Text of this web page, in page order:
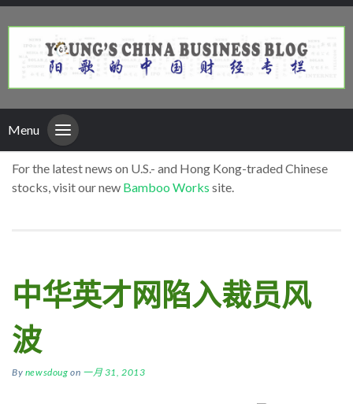
Menu
For the latest news on U.S.- and Hong Kong-traded Chinese
stocks, visit our new Bamboo Works site.
中华英才网陷入裁员风
波
By newsdoug on 一月 31, 2013